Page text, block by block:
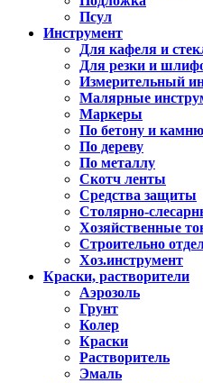
Псул
Инструмент
Для кафеля и
Для резки и
Измерительный
Малярные
Маркеры
По бетону и камню
По дереву
По металлу
Скотч ленты
Средства защиты
Столярно-
Хозяйственные
Строительно
Хоз.инструмент
Краски, растворители
Аэрозоль
Грунт
Колер
Краски
Растворитель
Эмаль